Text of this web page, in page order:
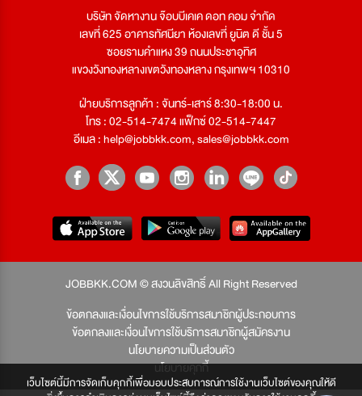
เว็บไซต์นี้มีการจัดเก็บคุกกี้เพื่อมอบประสบการณ์การใช้งานเว็บไซต์ของคุณให้ดี
บริษัท จัดหางาน จ๊อบบีเคเค ดอท คอม จำกัด
เลขที่ 625 อาคารทัศนียา ห้องเลขที่ ยูนิต ดี ชั้น 5
ซอยรามคำแหง 39 ถนนประชาอุทิศ
แขวงวังทองหลางเขตวังทองหลาง กรุงเทพฯ 10310
ฝ่ายบริการลูกค้า : จันทร์-เสาร์ 8:30-18:00 น.
โทร : 02-514-7474 แฟ็กซ์ 02-514-7447
อีเมล :help@jobbkk.com,sales@jobbkk.com
JOBBKK.COM © สงวนลิขสิทธิ์ All Right Reserved
ข้อตกลงและเงื่อนไขการใช้บริการสมาชิกผู้ประกอบการ
ข้อตกลงและเงื่อนไขการใช้บริการสมาชิกผู้สมัครงาน
นโยบายความเป็นส่วนตัว
นโยบายคุกกี้